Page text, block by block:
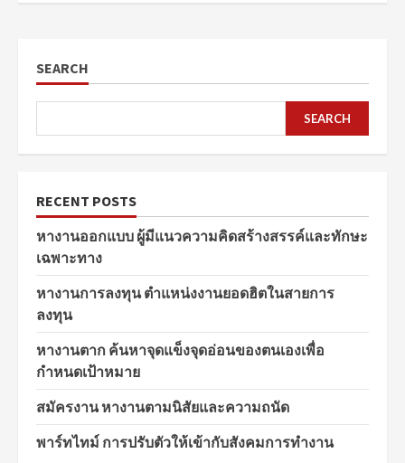
SEARCH
SEARCH
RECENT POSTS
หางานออกแบบ ผู้มีแนวความคิดสร้างสรรค์และทักษะ
เฉพาะทาง
หางานการลงทุน ตำแหน่งงานยอดฮิตในสายการ
ลงทุน
หางานตาก ค้นหาจุดแข็งจุดอ่อนของตนเองเพื่อ
กำหนดเป้าหมาย
สมัครงาน หางานตามนิสัยและความถนัด
พาร์ทไทม์ การปรับตัวให้เข้ากับสังคมการทำงาน